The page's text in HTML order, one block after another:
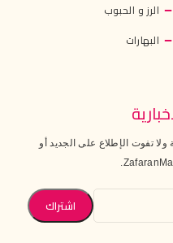
الرز و الحبوب
البهارات
ولا تفوت الإطلاع على الجديد أو